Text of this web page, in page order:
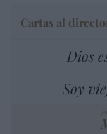
Cartas al
Dios
Soy